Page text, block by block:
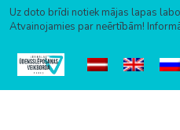
Uz doto brīdi notiek mājas lapas
Atvainojamies par neērtībām!